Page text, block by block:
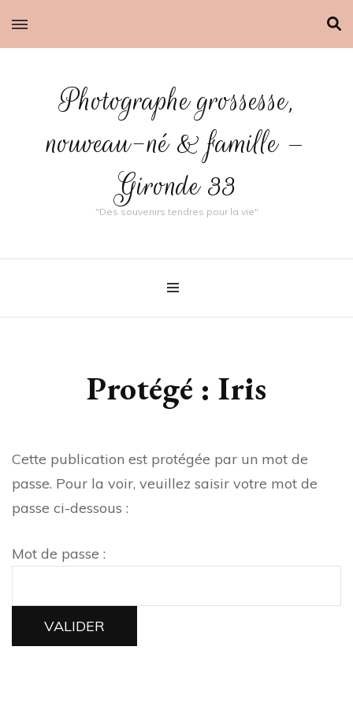
Photographe grossesse,
nouveau-né & famille –
Gironde 33
"Des souvenirs tendres pour la vie"
Protégé : Iris
Cette publication est protégée par un mot de
passe. Pour la voir, veuillez saisir votre mot de
passe ci-dessous :
Mot de passe :